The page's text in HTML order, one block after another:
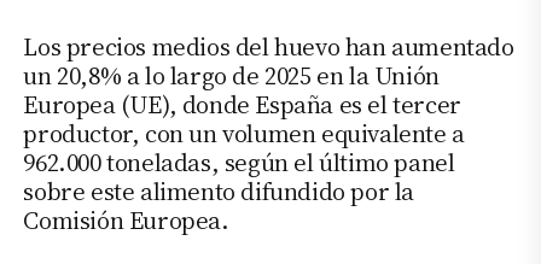
Los precios medios del huevo han aumentado
un 20,8% a lo largo de 2025 en la Unión
Europea (UE), donde España es el tercer
productor, con un volumen equivalente a
962.000 toneladas, según el último panel
sobre este alimento difundido por la
Comisión Europea.